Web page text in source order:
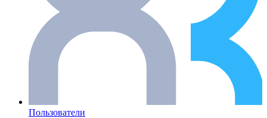
Пользователи